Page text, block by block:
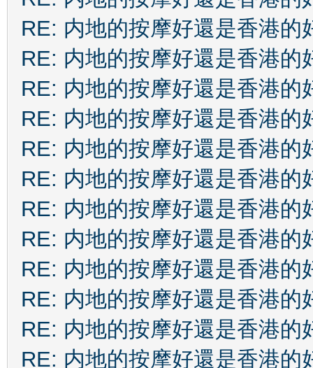
RE: 内地的按摩好還是香港的
RE: 内地的按摩好還是香港的
RE: 内地的按摩好還是香港的
RE: 内地的按摩好還是香港的
RE: 内地的按摩好還是香港的
RE: 内地的按摩好還是香港的
RE: 内地的按摩好還是香港的
RE: 内地的按摩好還是香港的
RE: 内地的按摩好還是香港的
RE: 内地的按摩好還是香港的
RE: 内地的按摩好還是香港的
RE: 内地的按摩好還是香港的